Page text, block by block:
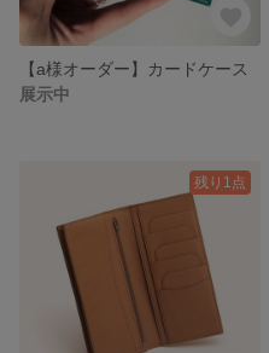
【a様オーダー】カードケース
展示中
残り1点